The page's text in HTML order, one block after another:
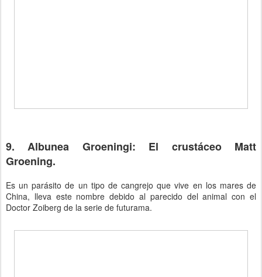
9. Albunea Groeningi: El crustáceo Matt
Groening.
Es un parásito de un tipo de cangrejo que vive en los mares de
China, lleva este nombre debido al parecido del animal con el
Doctor Zoiberg de la serie de futurama.